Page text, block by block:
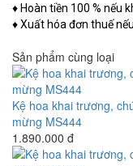
♦ Hoàn tiền 100 % nếu
♦ Xuất hóa đơn thuế
Sản phẩm cùng loại
Kệ hoa khai trương,
mừng MS444
1.890.000 đ